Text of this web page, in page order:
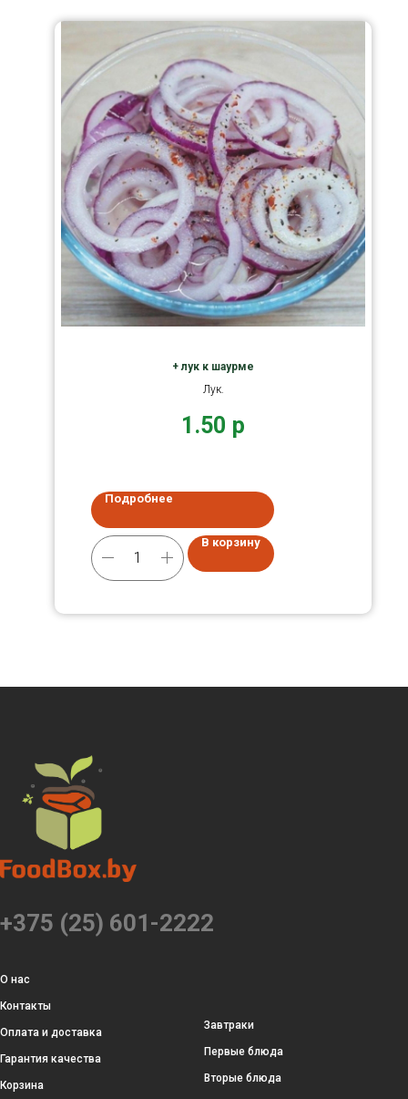
+ лук к шаурме
Лук.
1.50 р
Подробнее
В корзину
+375 (25) 601-2222
О нас
Контакты
Оплата и доставка
Гарантия качества
Корзина
Завтраки
Первые блюда
Вторые блюда